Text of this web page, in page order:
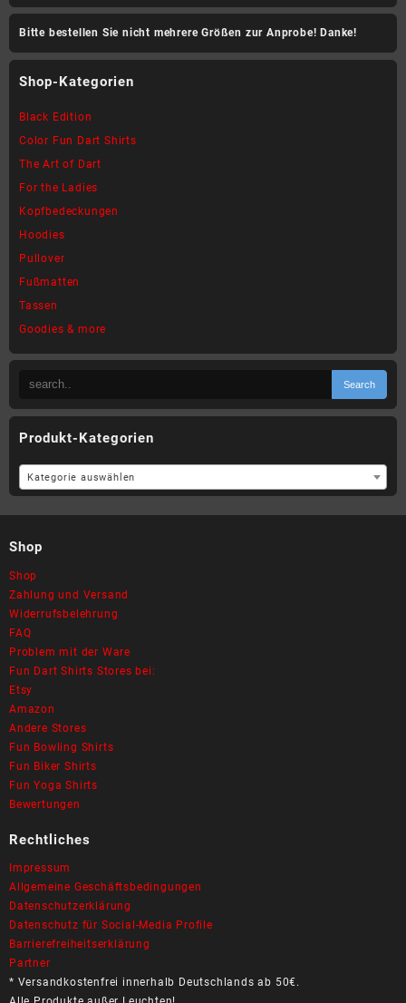
Bitte bestellen Sie nicht mehrere Größen zur Anprobe! Danke!
Shop-Kategorien
Black Edition
Color Fun Dart Shirts
The Art of Dart
For the Ladies
Kopfbedeckungen
Hoodies
Pullover
Fußmatten
Tassen
Goodies & more
Produkt-Kategorien
Kategorie auswählen
Shop
Shop
Zahlung und Versand
Widerrufsbelehrung
FAQ
Problem mit der Ware
Fun Dart Shirts Stores bei:
Etsy
Amazon
Andere Stores
Fun Bowling Shirts
Fun Biker Shirts
Fun Yoga Shirts
Bewertungen
Rechtliches
Impressum
Allgemeine Geschäftsbedingungen
Datenschutzerklärung
Datenschutz für Social-Media Profile
Barrierefreiheitserklärung
Partner
* Versandkostenfrei innerhalb Deutschlands ab 50€.